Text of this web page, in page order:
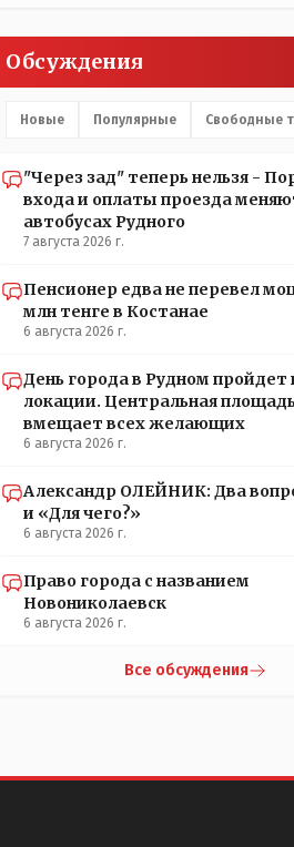
Кондуктор - помимо удобства -
рабочие места. Сколько людей можно
трудоустроить? Но зачем, когда
на дорогу смотреть, и оплату
нас прогресс почему-то идет с
руку. Любую хорошую задумку
похерить(
Обсуждения
Новые Популярные Свободные
"Через зад" теперь нельзя -
входа и оплаты проезда
автобусах Рудного
7 августа 2026 г.
Пенсионер едва не перевел
млн тенге в Костанае
6 августа 2026 г.
День города в Рудном пройдет
локации. Центральная
вмещает всех желающих
6 августа 2026 г.
Александр ОЛЕЙНИК: Два
и «Для чего?»
6 августа 2026 г.
Право города с названием
Новониколаевск
6 августа 2026 г.
Все обсуждения